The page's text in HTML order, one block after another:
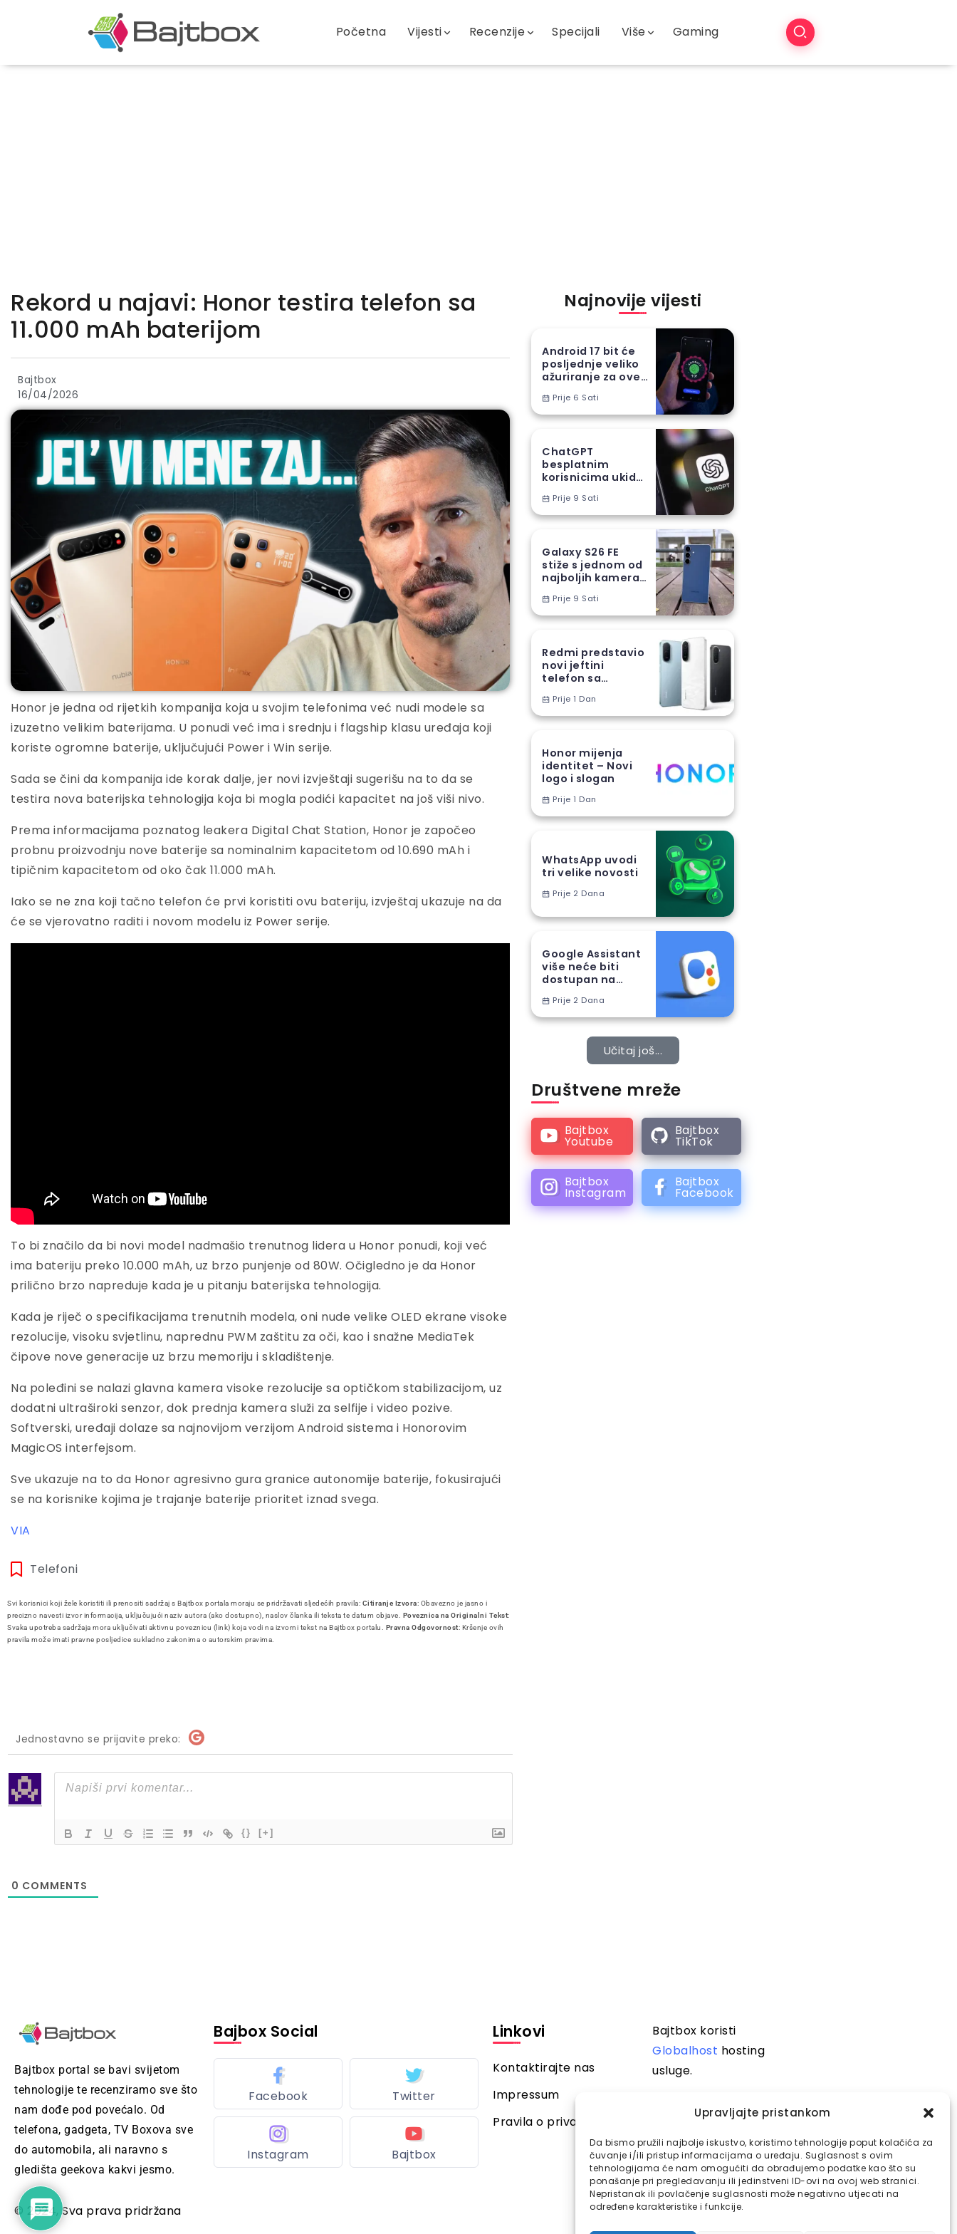
Upravljajte pristankom
Da bismo pružili najbolje iskustvo, koristimo tehnologije poput kolačića za
čuvanje i/ili pristup informacijama o uređaju. Suglasnost s ovim
tehnologijama će nam omogućiti da obrađujemo podatke kao što su
ponašanje pri pregledavanju ili jedinstveni ID-ovi na ovoj web stranici.
Nepristanak ili povlačenje suglasnosti može negativno utjecati na
određene karakteristike i funkcije.
Početna Vijesti Recenzije Specijali Više Gaming
Rekord u najavi: Honor testira telefon sa
11.000 mAh baterijom
Bajtbox
16/04/2026
Honor je jedna od rijetkih kompanija koja u svojim telefonima već nudi modele sa
izuzetno velikim baterijama. U ponudi već ima i srednju i flagship klasu uređaja koji
koriste ogromne baterije, uključujući Power i Win serije.
Sada se čini da kompanija ide korak dalje, jer novi izvještaji sugerišu na to da se
testira nova baterijska tehnologija koja bi mogla podići kapacitet na još viši nivo.
Prema informacijama poznatog leakera Digital Chat Station, Honor je započeo
probnu proizvodnju nove baterije sa nominalnim kapacitetom od 10.690 mAh i
tipičnim kapacitetom od oko čak 11.000 mAh.
Iako se ne zna koji tačno telefon će prvi koristiti ovu bateriju, izvještaj ukazuje na da
će se vjerovatno raditi i novom modelu iz Power serije.
To bi značilo da bi novi model nadmašio trenutnog lidera u Honor ponudi, koji već
ima bateriju preko 10.000 mAh, uz brzo punjenje od 80W. Očigledno je da Honor
prilično brzo napreduje kada je u pitanju baterijska tehnologija.
Kada je riječ o specifikacijama trenutnih modela, oni nude velike OLED ekrane visoke
rezolucije, visoku svjetlinu, naprednu PWM zaštitu za oči, kao i snažne MediaTek
čipove nove generacije uz brzu memoriju i skladištenje.
Na poleđini se nalazi glavna kamera visoke rezolucije sa optičkom stabilizacijom, uz
dodatni ultraširoki senzor, dok prednja kamera služi za selfije i video pozive.
Softverski, uređaji dolaze sa najnovijom verzijom Android sistema i Honorovim
MagicOS interfejsom.
Sve ukazuje na to da Honor agresivno gura granice autonomije baterije, fokusirajući
se na korisnike kojima je trajanje baterije prioritet iznad svega.
VIA
Telefoni
Najnovije vijesti
Android 17 bit će
posljednje veliko
ažuriranje za ove
Prije 6 Sati
ChatGPT
besplatnim
korisnicima ukida
ograničenja
Prije 9 Sati
Galaxy S26 FE
stiže s jednom od
najboljih kamera
serije
Prije 9 Sati
Redmi predstavio
novi jeftini
telefon sa
baterijom
Prije 1 Dan
Honor mijenja
identitet – Novi
logo i slogan
Prije 1 Dan
WhatsApp uvodi
tri velike novosti
Prije 2 Dana
Google Assistant
više neće biti
dostupan na
telefonima
Prije 2 Dana
Učitaj još...
Društvene mreže
Bajtbox
Youtube
Bajtbox
TikTok
Bajtbox
Instagram
Bajtbox
Facebook
Svi korisnici koji žele koristiti ili prenositi sadržaj s Bajtbox portala moraju se pridržavati sljedećih pravila: Citiranje Izvora: Obavezno je jasno i
precizno navesti izvor informacija, uključujući naziv autora (ako dostupno), naslov članka ili teksta te datum objave. Poveznica na Originalni Tekst:
Svaka upotreba sadržaja mora uključivati aktivnu poveznicu (link) koja vodi na izvorni tekst na Bajtbox portalu. Pravna Odgovornost: Kršenje ovih
pravila može imati pravne posljedice sukladno zakonima o autorskim pravima.
Jednostavno se prijavite preko:
{} [+]
0 COMMENTS
Bajtbox portal se bavi svijetom
tehnologije te recenziramo sve što
nam dođe pod povećalo. Od
telefona, gadgeta, TV Boxova sve
do automobila, ali naravno s
gledišta geekova kakvi jesmo.
© 2024, Sva prava pridržana
Bajbox Social
Facebook Twitter
Instagram Bajtbox
Linkovi
Kontaktirajte nas
Impressum
Pravila o privatnosti
Bajtbox koristi
Globalhost hosting
usluge.